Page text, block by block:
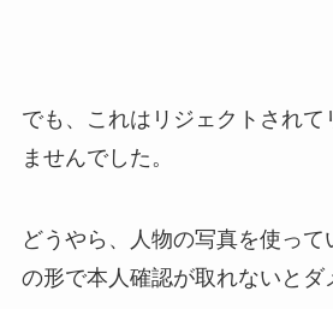
でも、これはリジェクトされて
ませんでした。
どうやら、人物の写真を使っ
の形で本人確認が取れないとダ